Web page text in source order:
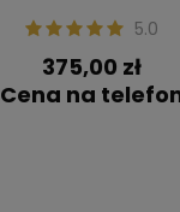
5.0
375,00 zł
Cena na